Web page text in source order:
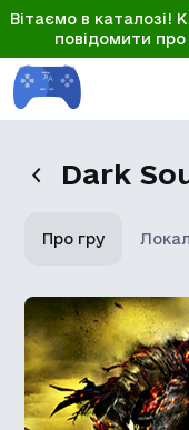
Вітаємо в каталозі!
повідомити
Dark
Про гру